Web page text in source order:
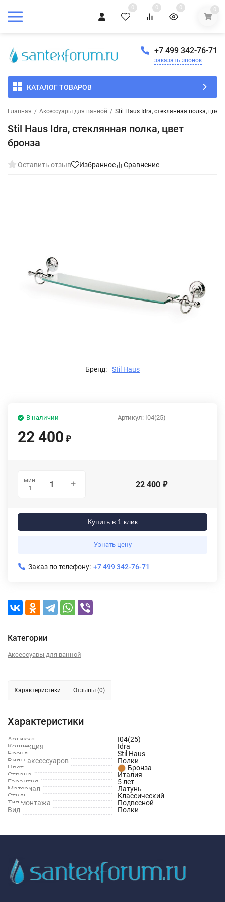
0 0 0 0
+7 499 342-76-71
заказать звонок
КАТАЛОГ ТОВАРОВ
Главная / Аксессуары для ванной / Stil Haus Idra, стеклянная полка, цвет
Stil Haus Idra, стеклянная полка, цвет
бронза
Оставить отзыв Избранное Сравнение
Бренд: Stil Haus
Артикул: I04(25)
В наличии
22 400 ₽
мин.
1
22 400 ₽
Купить в 1 клик
Узнать цену
Заказ по телефону: +7 499 342-76-71
Категории
Аксессуары для ванной
Характеристики Отзывы (0)
Характеристики
Артикул
I04(25)
Коллекция
Idra
Бренд
Stil Haus
Виды аксессуаров
Полки
Цвет
Бронза
Страна
Италия
Гарантия
5 лет
Материал
Латунь
Стиль
Классический
Тип монтажа
Подвесной
Вид
Полки